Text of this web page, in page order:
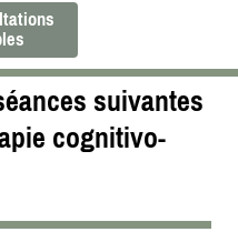
suivantes
cognitivo-